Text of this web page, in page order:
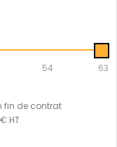
54
63
fin de contrat
HT